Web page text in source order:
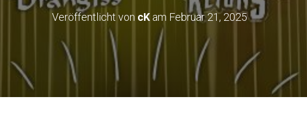
Veröffentlicht von cKam Februar 21, 2025